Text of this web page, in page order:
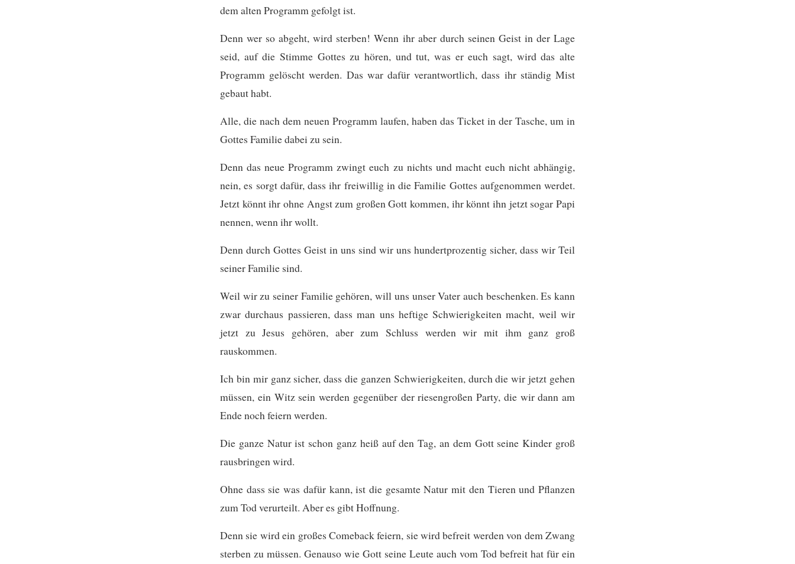
dem alten Programm gefolgt ist.
Denn wer so abgeht, wird sterben! Wenn ihr aber durch seinen Geist in der Lage
seid, auf die Stimme Gottes zu hören, und tut, was er euch sagt, wird das alte
Programm gelöscht werden. Das war dafür verantwortlich, dass ihr ständig Mist
gebaut habt.
Alle, die nach dem neuen Programm laufen, haben das Ticket in der Tasche, um in
Gottes Familie dabei zu sein.
Denn das neue Programm zwingt euch zu nichts und macht euch nicht abhängig,
nein, es sorgt dafür, dass ihr freiwillig in die Familie Gottes aufgenommen werdet.
Jetzt könnt ihr ohne Angst zum großen Gott kommen, ihr könnt ihn jetzt sogar Papi
nennen, wenn ihr wollt.
Denn durch Gottes Geist in uns sind wir uns hundertprozentig sicher, dass wir Teil
seiner Familie sind.
Weil wir zu seiner Familie gehören, will uns unser Vater auch beschenken. Es kann
zwar durchaus passieren, dass man uns heftige Schwierigkeiten macht, weil wir
jetzt zu Jesus gehören, aber zum Schluss werden wir mit ihm ganz groß
rauskommen.
Ich bin mir ganz sicher, dass die ganzen Schwierigkeiten, durch die wir jetzt gehen
müssen, ein Witz sein werden gegenüber der riesengroßen Party, die wir dann am
Ende noch feiern werden.
Die ganze Natur ist schon ganz heiß auf den Tag, an dem Gott seine Kinder groß
rausbringen wird.
Ohne dass sie was dafür kann, ist die gesamte Natur mit den Tieren und Pflanzen
zum Tod verurteilt. Aber es gibt Hoffnung.
Denn sie wird ein großes Comeback feiern, sie wird befreit werden von dem Zwang
sterben zu müssen. Genauso wie Gott seine Leute auch vom Tod befreit hat für ein